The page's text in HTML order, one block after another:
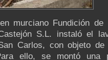
murciano Fundición de
S.L. instaló el
Carlos, con objeto
ello, se montó una